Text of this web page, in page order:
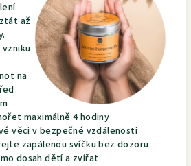
až
na
maximálně 4 hodiny
věci v bezpečné vzdálenosti
zapálenou svíčku bez dozoru
dosah dětí a zvířat